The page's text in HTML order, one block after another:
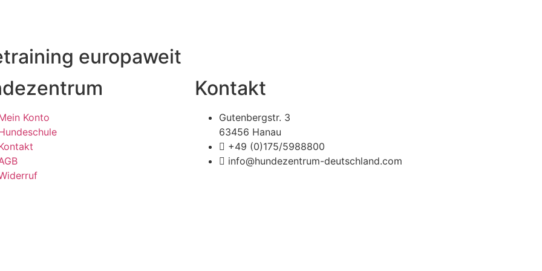
europaweit
Konto
Kontakt
Gutenbergstr. 3
63456 Hanau
+49 (0)175/5988800
info@hundezentrum-deutschland.com